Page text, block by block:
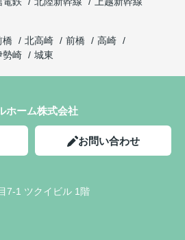
橋 北高崎 前橋
高崎
勢崎 城東
ホーム株式会社
お問い合わせ
7-1 ツクイビル 1階